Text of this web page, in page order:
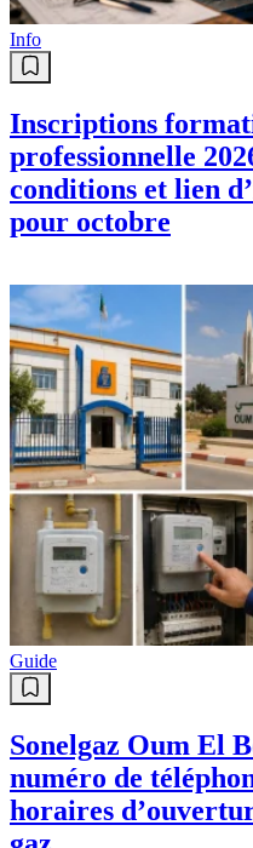
Info
Inscriptions
professionnelle
conditions et lien
Guide
Sonelgaz Oum El
numéro de